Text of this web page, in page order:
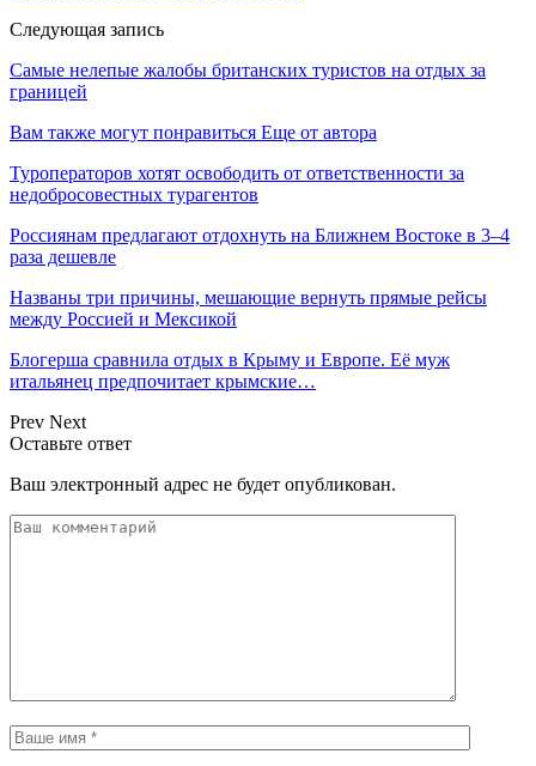
Следующая запись
Самые нелепые жалобы британских туристов на отдых за
границей
Вам также могут понравиться Еще от автора
Туроператоров хотят освободить от ответственности за
недобросовестных турагентов
Россиянам предлагают отдохнуть на Ближнем Востоке в 3–4
раза дешевле
Названы три причины, мешающие вернуть прямые рейсы
между Россией и Мексикой
Блогерша сравнила отдых в Крыму и Европе. Её муж
итальянец предпочитает крымские…
Prev Next
Оставьте ответ
Ваш электронный адрес не будет опубликован.